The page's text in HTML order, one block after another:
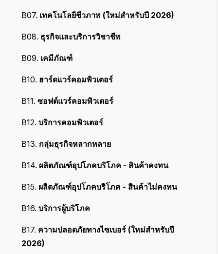
B07. เทคโนโลยีชีวภาพ (ใหม่สำหรับปี 2026)
B08. ธุรกิจและบริการวิชาชีพ
B09. เคมีภัณฑ์
B10. ฮาร์ดแวร์คอมพิวเตอร์
B11. ซอฟต์แวร์คอมพิวเตอร์
B12. บริการคอมพิวเตอร์
B13. กลุ่มธุรกิจหลากหลาย
B14. ผลิตภัณฑ์อุปโภคบริโภค - สินค้าคงทน
B15. ผลิตภัณฑ์อุปโภคบริโภค - สินค้าไม่คงทน
B16. บริการผู้บริโภค
B17. ความปลอดภัยทางไซเบอร์ (ใหม่สำหรับปี
2026)